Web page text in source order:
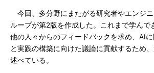
今回、多分野にまたがる研究者やエンジ
ループが第2版を作成した。これまで学んで
他の人々からのフィードバックを求め、AI
と実践の構築に向けた議論に貢献するため
述べている。